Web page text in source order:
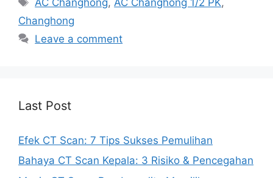
Changhong
Leave a comment
Last Post
Efek CT Scan: 7 Tips Sukses Pemulihan
Bahaya CT Scan Kepala: 3 Risiko & Pencegahan